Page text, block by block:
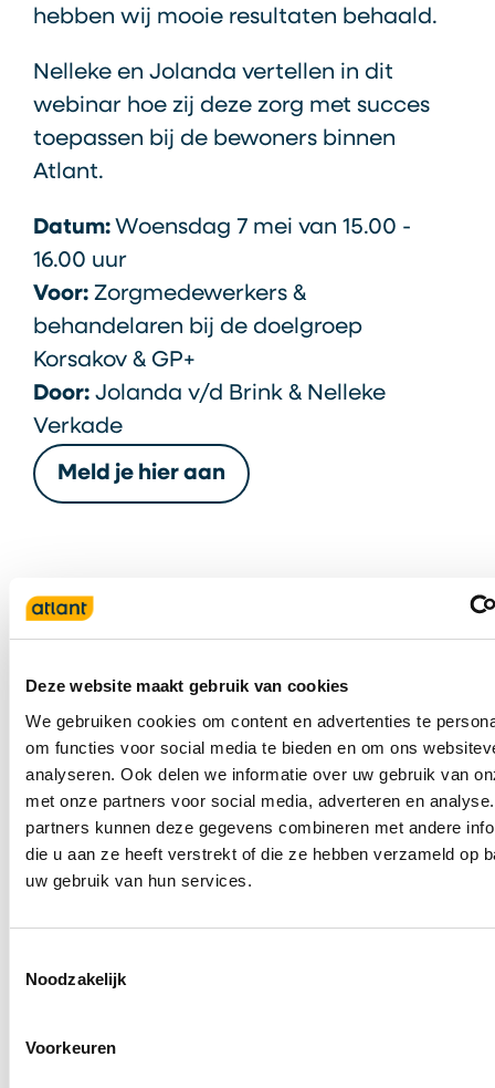
Deze website maakt gebruik van cookies
We gebruiken cookies om content en advertenties te
om functies voor social media te bieden en om ons
analyseren. Ook delen we informatie over uw gebruik van
met onze partners voor social media, adverteren en
partners kunnen deze gegevens combineren met andere
die u aan ze heeft verstrekt of die ze hebben verzameld op
uw gebruik van hun services.
Noodzakelijk
Voorkeuren
hebben wij mooie resultaten behaald.
Nelleke en Jolanda vertellen in dit
webinar hoe zij deze zorg met succes
toepassen bij de bewoners binnen
Atlant.
Datum: Woensdag 7 mei van 15.00 -
16.00 uur
Voor: Zorgmedewerkers &
behandelaren bij de doelgroep
Korsakov & GP+
Door: Jolanda v/d Brink & Nelleke
Verkade
Meld je hier aan